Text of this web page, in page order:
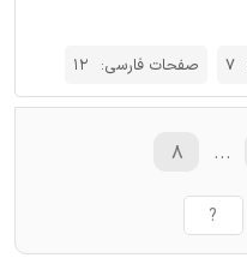
7 صفحات فارسی: 12
... ۸